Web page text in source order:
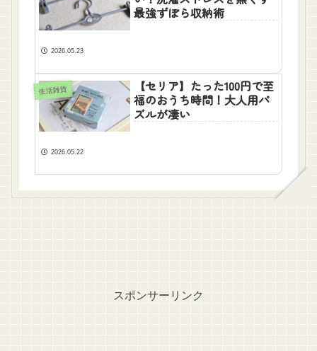
最強ずぼら収納術
2026.05.23
生活雑貨
【セリア】たった100円で至
福のおうち時間！大人用パ
ズルが凄い
2026.05.22
スポンサーリンク